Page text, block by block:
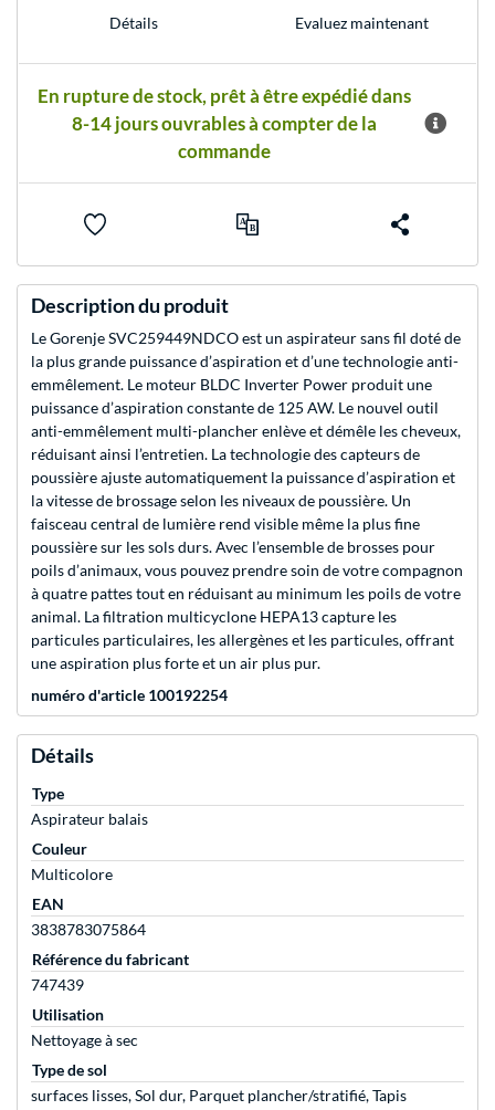
Détails Evaluez maintenant
En rupture de stock, prêt à être expédié dans
8-14 jours ouvrables à compter de la
commande
Description du produit
Le Gorenje SVC259449NDCO est un aspirateur sans fil doté de
la plus grande puissance d’aspiration et d’une technologie anti-
emmêlement. Le moteur BLDC Inverter Power produit une
puissance d’aspiration constante de 125 AW. Le nouvel outil
anti-emmêlement multi-plancher enlève et démêle les cheveux,
réduisant ainsi l’entretien. La technologie des capteurs de
poussière ajuste automatiquement la puissance d’aspiration et
la vitesse de brossage selon les niveaux de poussière. Un
faisceau central de lumière rend visible même la plus fine
poussière sur les sols durs. Avec l’ensemble de brosses pour
poils d’animaux, vous pouvez prendre soin de votre compagnon
à quatre pattes tout en réduisant au minimum les poils de votre
animal. La filtration multicyclone HEPA13 capture les
particules particulaires, les allergènes et les particules, offrant
une aspiration plus forte et un air plus pur.
numéro d'article 100192254
Détails
Type
Aspirateur balais
Couleur
Multicolore
EAN
3838783075864
Référence du fabricant
747439
Utilisation
Nettoyage à sec
Type de sol
surfaces lisses, Sol dur, Parquet plancher/stratifié, Tapis